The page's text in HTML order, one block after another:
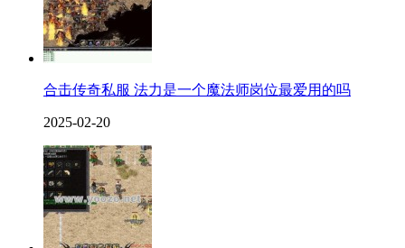
合击传奇私服 法力是一个魔法师岗位最爱用的吗
2025-02-20